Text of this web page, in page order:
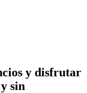
y disfrutar
sin